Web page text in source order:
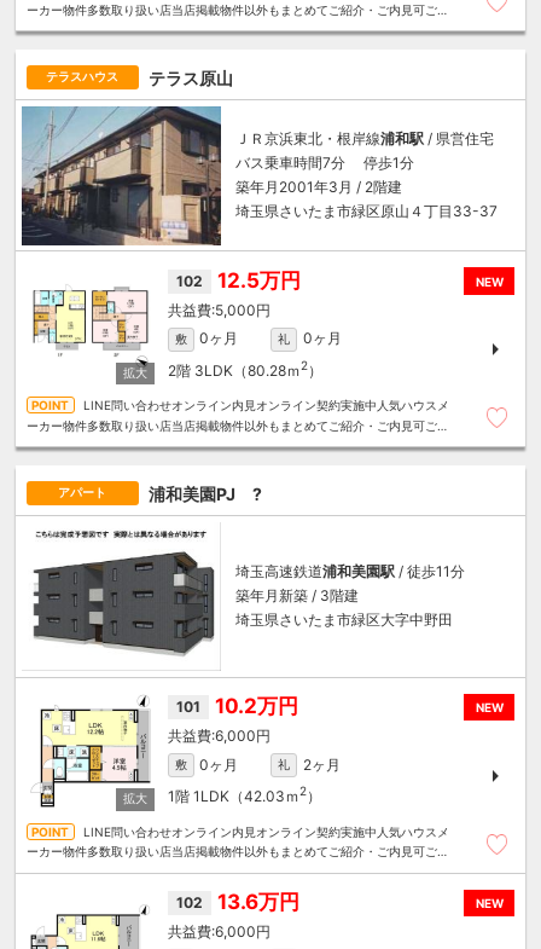
ーカー物件多数取り扱い店当店掲載物件以外もまとめてご紹介・ご内見可ご予
テラスハウス テラス原山
ＪＲ京浜東北・根岸線浦和駅 / 県営住宅
バス乗車時間7分 停歩1分
築年月2001年3月 / 2階建
埼玉県さいたま市緑区原山４丁目33-37
NEW
102 12.5万円
5,000円
敷 0ヶ月 礼
0ヶ月
2階 3LDK（80.28ｍ 2）
LINE問い合わせオンライン内見オンライン契約実施中人気ハウスメ
ーカー物件多数取り扱い店当店掲載物件以外もまとめてご紹介・ご内見可ご予
アパート 浦和美園PJ ?
埼玉高速鉄道浦和美園駅 / 徒歩11分
築年月新築 / 3階建
埼玉県さいたま市緑区大字中野田
NEW
101 10.2万円
6,000円
敷 0ヶ月 礼
2ヶ月
1階 1LDK（42.03ｍ 2）
LINE問い合わせオンライン内見オンライン契約実施中人気ハウスメ
ーカー物件多数取り扱い店当店掲載物件以外もまとめてご紹介・ご内見可ご予
NEW
102 13.6万円
6,000円